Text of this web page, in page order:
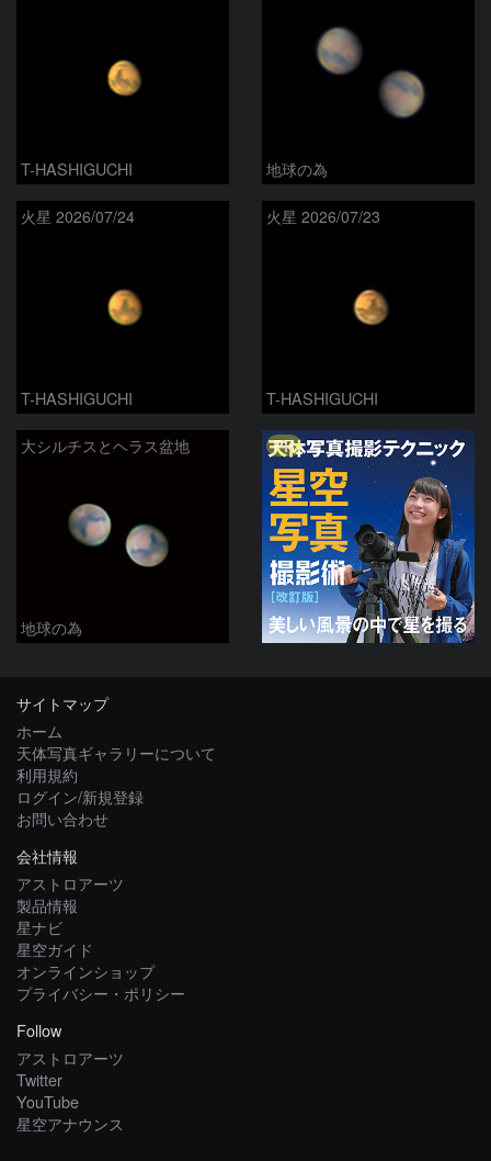
T-HASHIGUCHI 地球の為
火星 2026/07/24
T-HASHIGUCHI
火星 2026/07/23
T-HASHIGUCHI
大シルチスとヘラス盆地
地球の為
PR
サイトマップ
ホーム
天体写真ギャラリーについて
利用規約
ログイン/新規登録
お問い合わせ
会社情報
アストロアーツ
製品情報
星ナビ
星空ガイド
オンラインショップ
プライバシー・ポリシー
Follow
アストロアーツ
Twitter
YouTube
星空アナウンス